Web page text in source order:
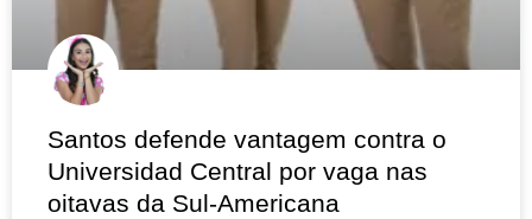
Santos defende vantagem contra o
Universidad Central por vaga nas
oitavas da Sul-Americana